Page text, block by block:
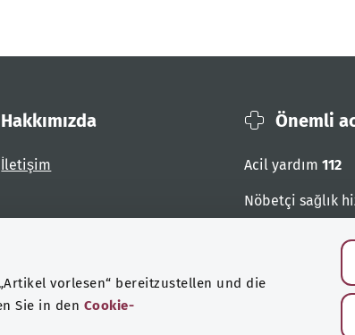
vorlesen“ bereitzustellen und die
Sie in den Cookie-
Hakkımızda
İletişim
Önemli
Acil yardım 112
Nöbetçi sağlık
Acil cagri